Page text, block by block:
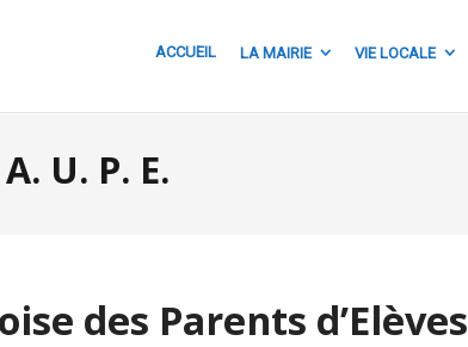
ACCUEIL LA MAIRIE VIE LOCALE
A. U. P. E.
des Parents d’Elèves